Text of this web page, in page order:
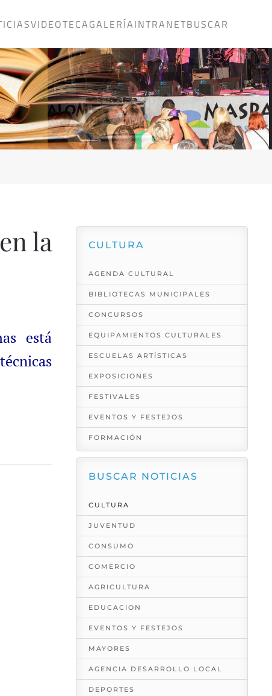
VIDEOTECAGALERÍAINTRANETBUSCAR
la
está
CULTURA
AGENDA CULTURAL
BIBLIOTECAS MUNICIPALES
CONCURSOS
EQUIPAMIENTOS CULTURALES
ESCUELAS ARTÍSTICAS
EXPOSICIONES
FESTIVALES
EVENTOS Y FESTEJOS
FORMACIÓN
BUSCAR NOTICIAS
CULTURA
JUVENTUD
CONSUMO
COMERCIO
AGRICULTURA
EDUCACION
EVENTOS Y FESTEJOS
MAYORES
AGENCIA DESARROLLO LOCAL
DEPORTES